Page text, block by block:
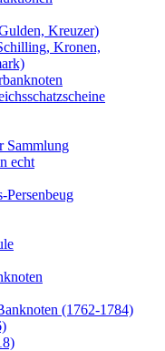
Kreuzer)
Kronen,
Sammlung
echt
(1762-1784)